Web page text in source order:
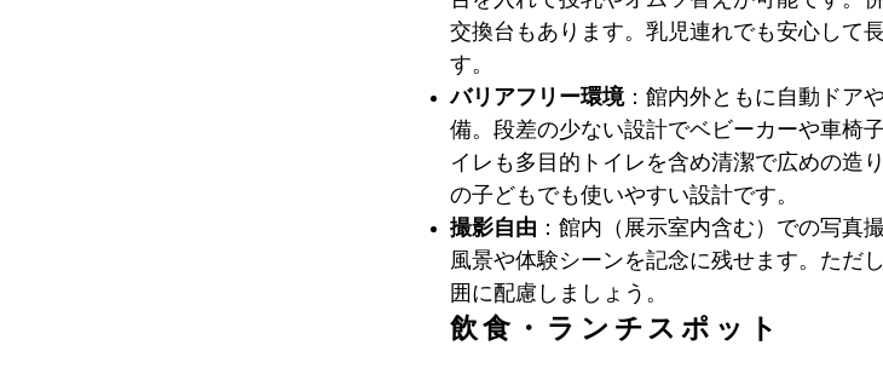
交換台もあります。乳児連れでも安心して
す。
バリアフリー環境：館内外ともに自動ドア
備。段差の少ない設計でベビーカーや車椅
イレも多目的トイレを含め清潔で広めの造
の子どもでも使いやすい設計です。
撮影自由 ：館内（展示室内含む）での写真
風景や体験シーンを記念に残せます。ただ
囲に配慮しましょう。
飲食・ランチスポット